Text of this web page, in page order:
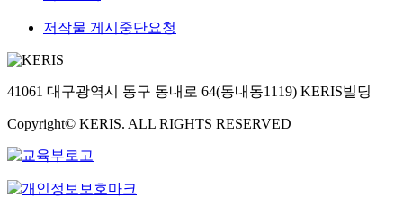
저작물 게시중단요청
41061 대구광역시 동구 동내로 64(동내동1119) KERIS빌딩
Copyright© KERIS. ALL RIGHTS RESERVED